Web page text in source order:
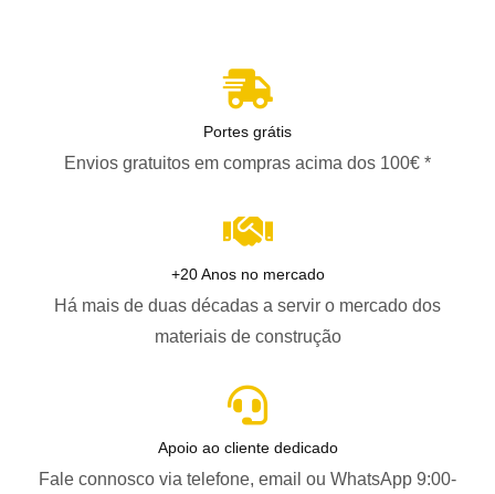
Portes grátis
Envios gratuitos em compras acima dos 100€ *
+20 Anos no mercado
Há mais de duas décadas a servir o mercado dos
materiais de construção
Apoio ao cliente dedicado
Fale connosco via telefone, email ou WhatsApp 9:00-